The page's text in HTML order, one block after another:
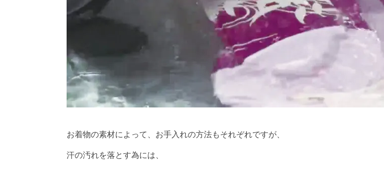
お着物の素材によって、お手入れの方法もそれぞれですが、
汗の汚れを落とす為には、